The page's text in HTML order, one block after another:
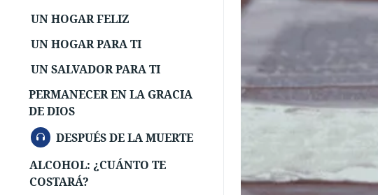
UN HOGAR FELIZ
UN HOGAR PARA TI
UN SALVADOR PARA TI
PERMANECER EN LA GRACIA
DE DIOS
AUDIO
DESPUÉS DE LA MUERTE
ALCOHOL: ¿CUÁNTO TE
COSTARÁ?